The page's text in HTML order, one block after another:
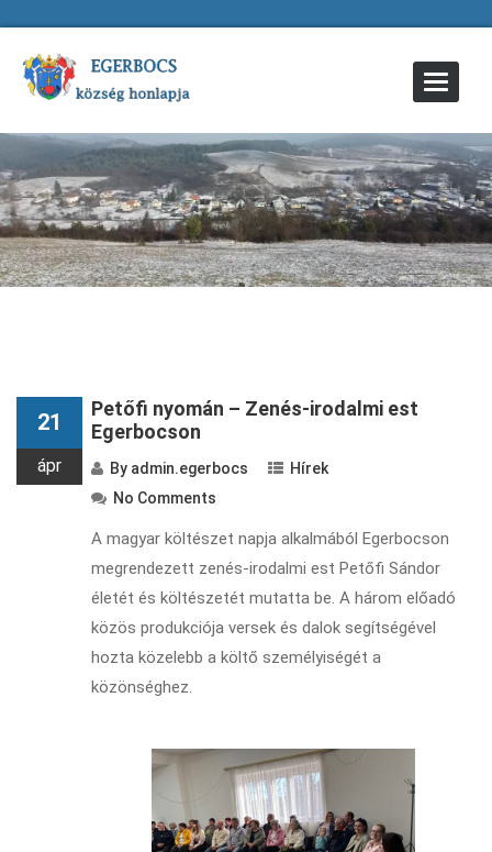
Toggle
21
ápr
Petőfi nyomán – Zenés-irodalmi est
Egerbocson
By admin.egerbocs
Hírek
No Comments
A magyar költészet napja alkalmából Egerbocson
megrendezett zenés-irodalmi est Petőfi Sándor
életét és költészetét mutatta be. A három előadó
közös produkciója versek és dalok segítségével
hozta közelebb a költő személyiségét a
közönséghez.